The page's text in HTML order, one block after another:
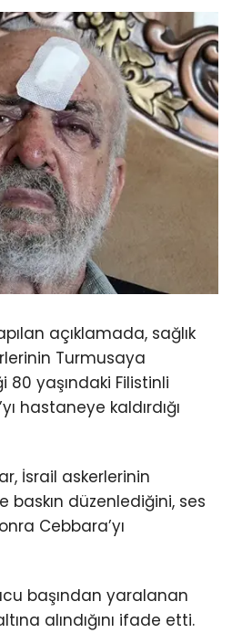
açıklamada, sağlık
Turmusaya
yaşındaki Filistinli
hastaneye kaldırdığı
İsrail askerlerinin
baskın düzenlediğini, ses
Cebbara’yı
başından yaralanan
alındığını ifade etti.